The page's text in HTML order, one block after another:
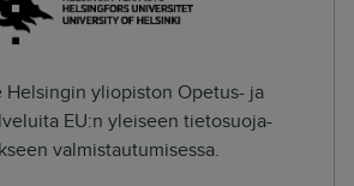
Helsingin yliopiston Opetus- ja
EU:n yleiseen tietosuoja-
valmistautumisessa.